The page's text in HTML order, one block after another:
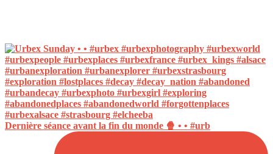
Dernière séance avant la fin du monde 🍿 • • #urb